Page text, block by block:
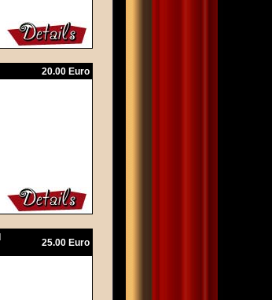
20.00 Euro
25.00 Euro